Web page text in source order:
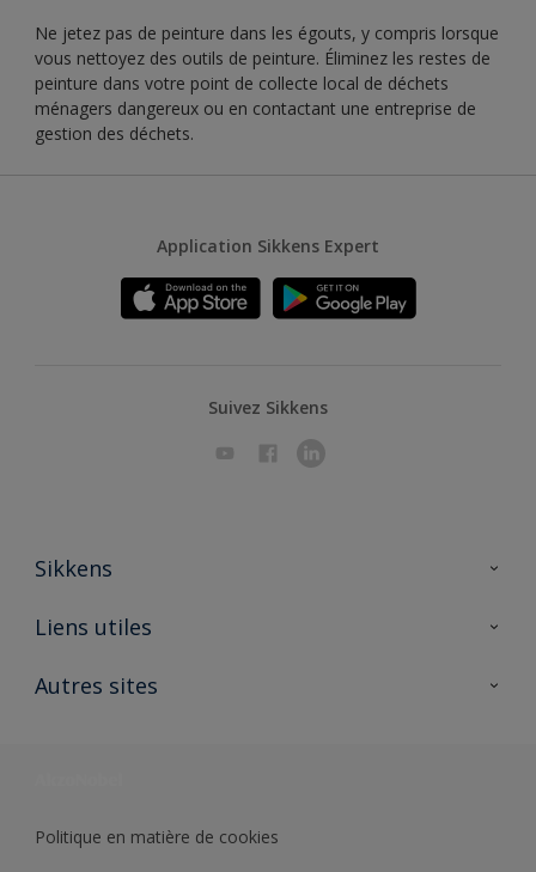
Ne jetez pas de peinture dans les égouts, y compris lorsque
vous nettoyez des outils de peinture. Éliminez les restes de
peinture dans votre point de collecte local de déchets
ménagers dangereux ou en contactant une entreprise de
gestion des déchets.
Application Sikkens Expert
Suivez Sikkens
Sikkens
A propos de Sikkens
Liens utiles
Ouvrir un magasin PASS
Autres sites
Politique en matière de cookies